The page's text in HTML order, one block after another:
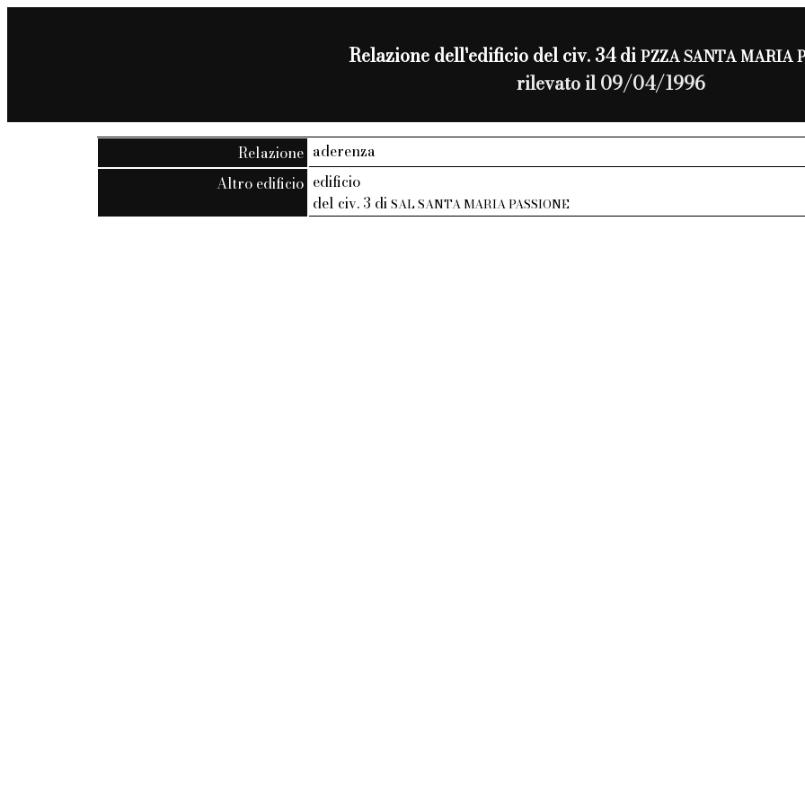
Relazione dell'edificio del civ. 34 diPZZA SANTA MARIA
rilevato il 09/04/1996
Relazione aderenza
Altro edificio edificio
del civ. 3 diSAL SANTA MARIA PASSIONE